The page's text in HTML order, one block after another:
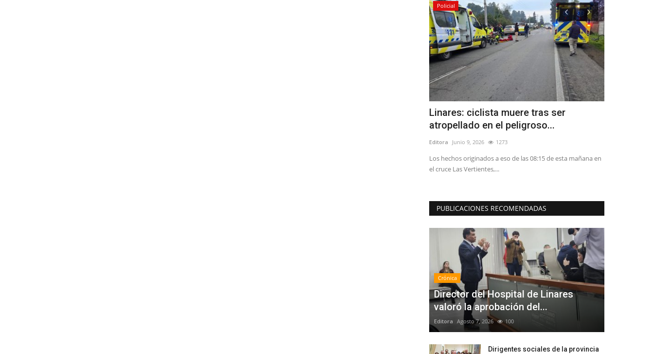
Policial
Linares: ciclista muere tras ser
atropellado en el peligroso...
Editora Junio 9, 2026 1273
Los hechos originados a eso de las 08:15 de esta mañana en
el cruce Las Vertientes,...
PUBLICACIONES RECOMENDADAS
Crónica
Director del Hospital de Linares
valoró la aprobación del...
Editora Agosto 7, 2026 100
Dirigentes sociales de la provincia